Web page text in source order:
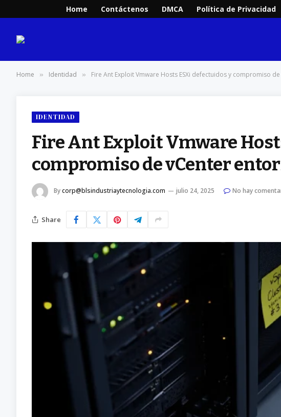
Home Contáctenos DMCA Política de Privacidad
Home » Identidad » Fire Ant Exploit Vmware Hosts ESXi defectuidos y compromiso
IDENTIDAD
Fire Ant Exploit Vmware
compromiso de vCenter
Bycorp@blsindustriaytecnologia.com julio 24, 2025 No hay
Share